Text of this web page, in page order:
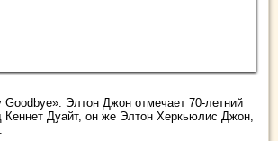
Goodbye»: Элтон Джон отмечает 70-летний
Дуайт, он же Элтон Херкьюлис Джон,